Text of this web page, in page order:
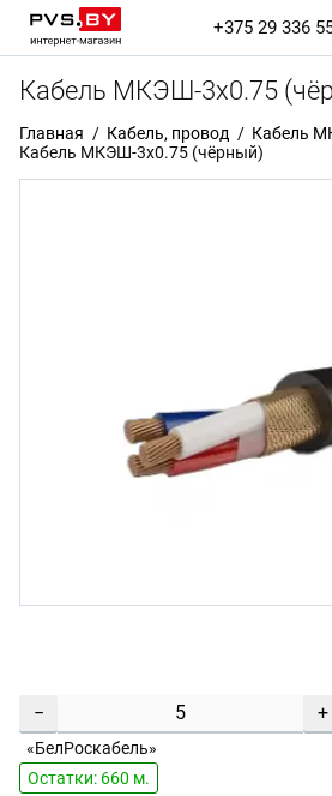
+375 29 336
Кабель МКЭШ-3х0.75
Главная Кабель, провод
Кабель
Кабель МКЭШ-3х0.75 (чёрный)
− +
«БелРоскабель»
Остатки: 660 м.